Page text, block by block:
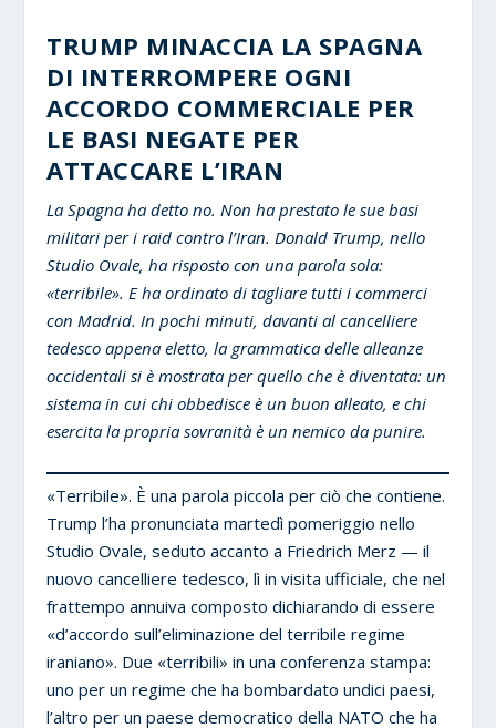
TRUMP MINACCIA LA SPAGNA
DI INTERROMPERE OGNI
ACCORDO COMMERCIALE PER
LE BASI NEGATE PER
ATTACCARE L’IRAN
La Spagna ha detto no. Non ha prestato le sue basi
militari per i raid contro l’Iran. Donald Trump, nello
Studio Ovale, ha risposto con una parola sola:
«terribile». E ha ordinato di tagliare tutti i commerci
con Madrid. In pochi minuti, davanti al cancelliere
tedesco appena eletto, la grammatica delle alleanze
occidentali si è mostrata per quello che è diventata: un
sistema in cui chi obbedisce è un buon alleato, e chi
esercita la propria sovranità è un nemico da punire.
«Terribile». È una parola piccola per ciò che contiene.
Trump l’ha pronunciata martedì pomeriggio nello
Studio Ovale, seduto accanto a Friedrich Merz — il
nuovo cancelliere tedesco, lì in visita ufficiale, che nel
frattempo annuiva composto dichiarando di essere
«d’accordo sull’eliminazione del terribile regime
iraniano». Due «terribili» in una conferenza stampa:
uno per un regime che ha bombardato undici paesi,
l’altro per un paese democratico della NATO che ha